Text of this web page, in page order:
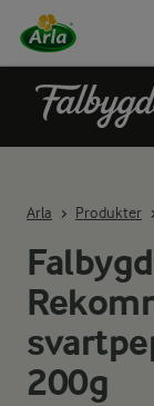
Arla Produkter
200g